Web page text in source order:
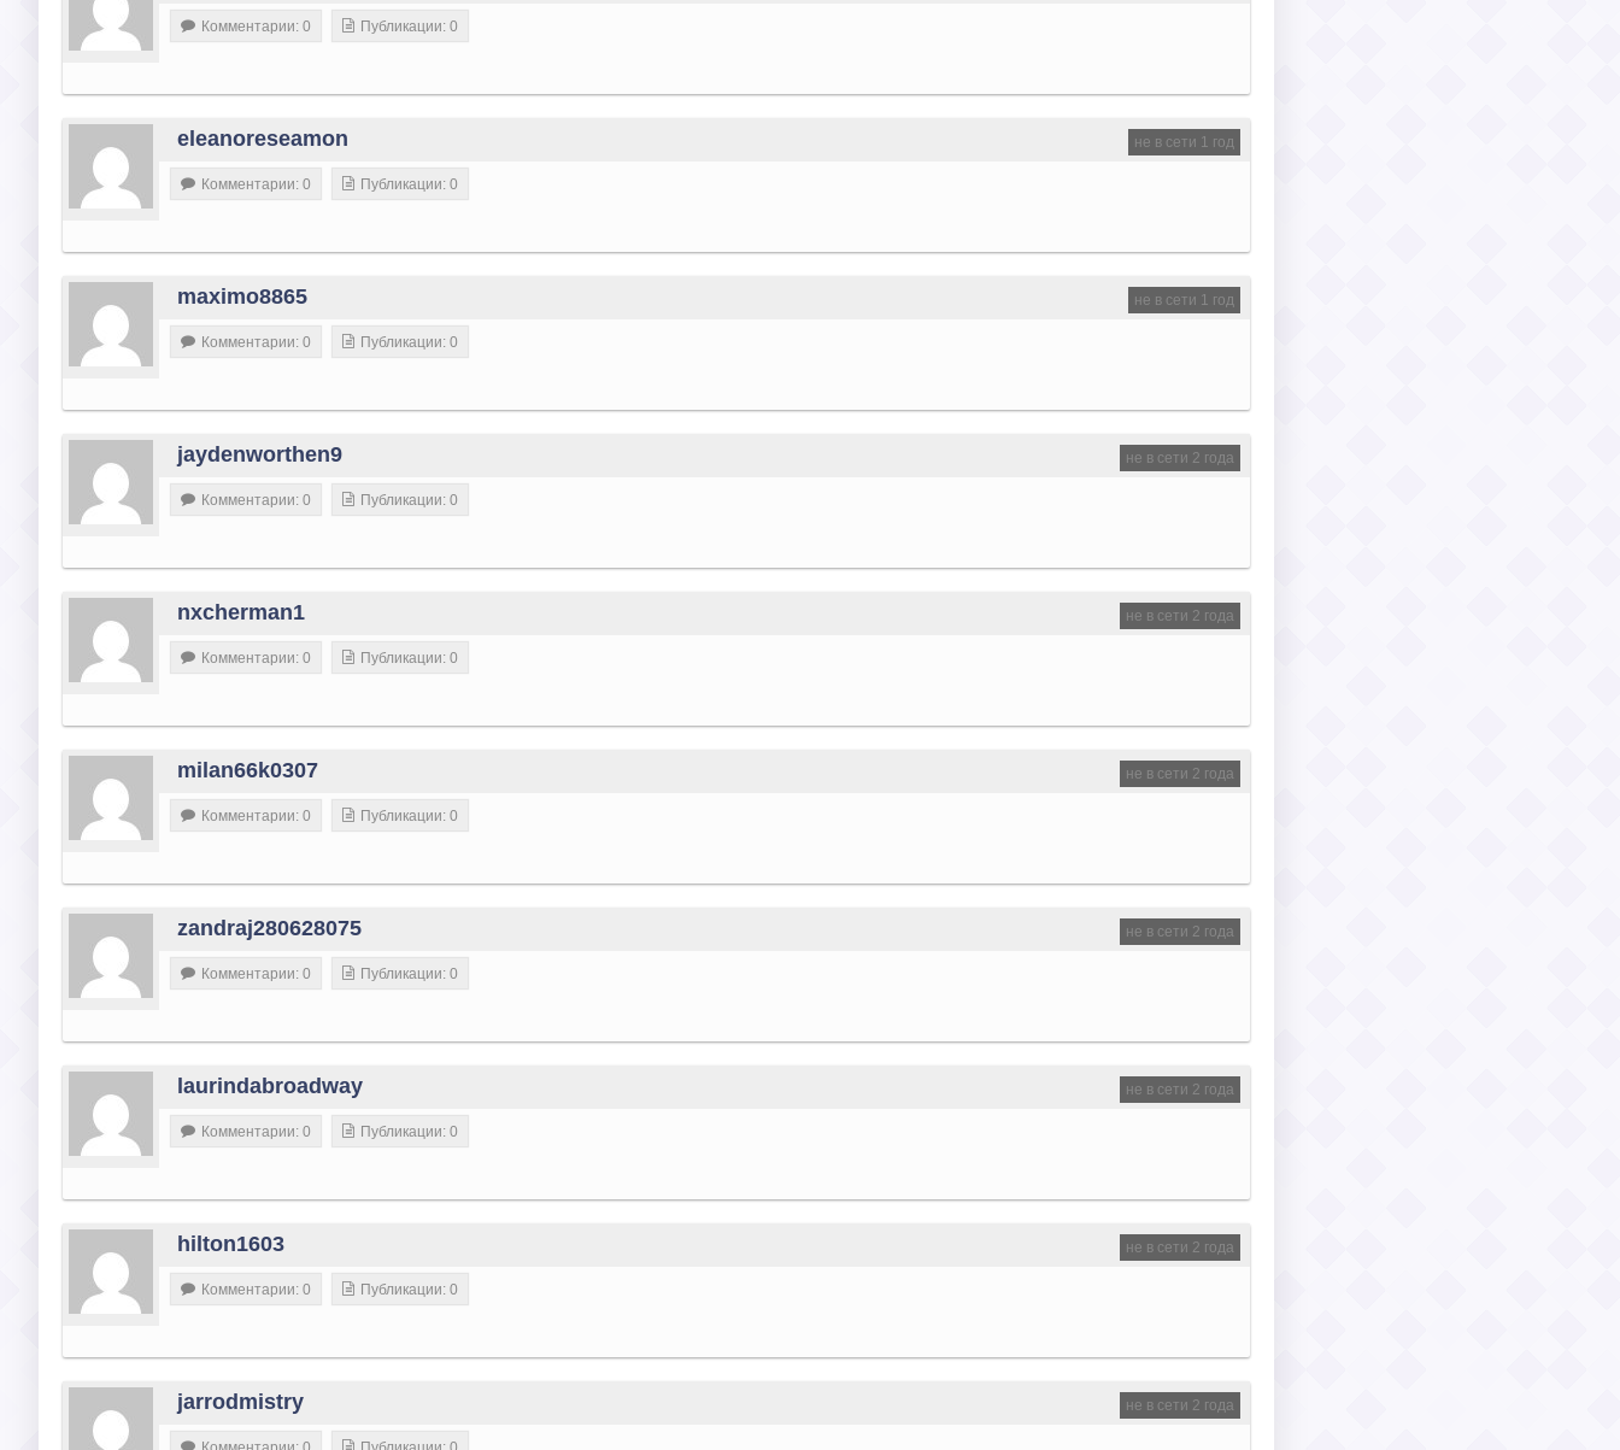
Комментарии: 0 Публикации: 0
не в сети 1 год
eleanoreseamon
Комментарии: 0 Публикации: 0
не в сети 1 год
maximo8865
Комментарии: 0 Публикации: 0
не в сети 2 года
jaydenworthen9
Комментарии: 0 Публикации: 0
не в сети 2 года
nxcherman1
Комментарии: 0 Публикации: 0
не в сети 2 года
milan66k0307
Комментарии: 0 Публикации: 0
не в сети 2 года
zandraj280628075
Комментарии: 0 Публикации: 0
не в сети 2 года
laurindabroadway
Комментарии: 0 Публикации: 0
не в сети 2 года
hilton1603
Комментарии: 0 Публикации: 0
не в сети 2 года
jarrodmistry